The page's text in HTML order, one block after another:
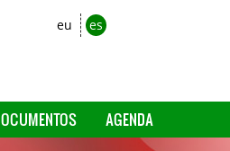
eu es
AGENDA